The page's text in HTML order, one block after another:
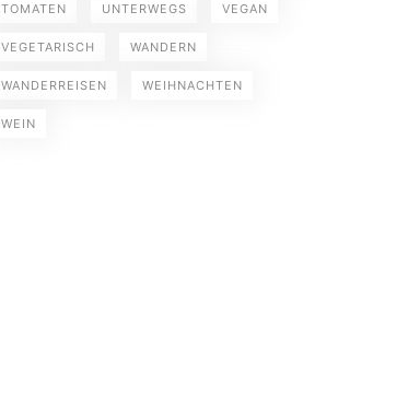
TOMATEN UNTERWEGS VEGAN
VEGETARISCH WANDERN
WANDERREISEN WEIHNACHTEN
WEIN